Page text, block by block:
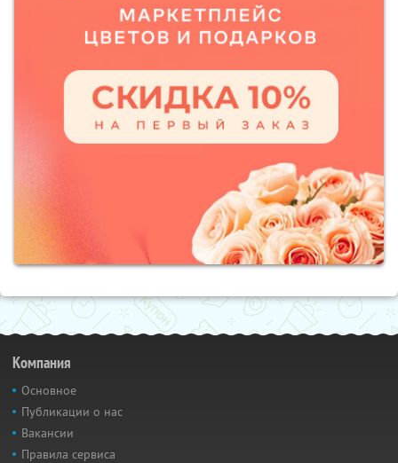
Компания
Основное
Публикации о нас
Вакансии
Правила сервиса